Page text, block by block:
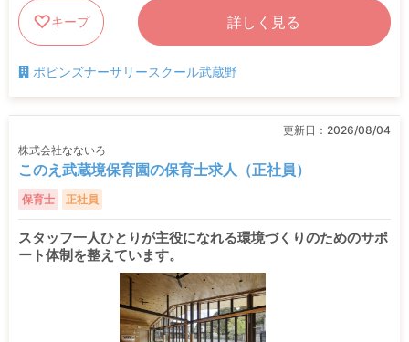
キープ 詳しく見る
ポピンズナーサリースクール武蔵野
更新日： 2026/08/04
株式会社なないろ
このえ武蔵境保育園の保育士求人（正社員）
保育士 正社員
スタッフ一人ひとりが主役になれる環境づくりのためのサポ
ート体制を整えています。